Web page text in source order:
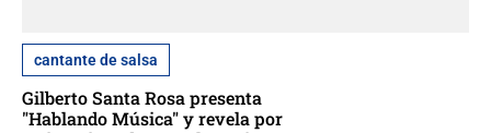
cantante de salsa
Gilberto Santa Rosa presenta
"Hablando Música" y revela por